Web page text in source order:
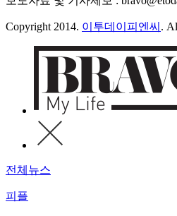
Copyright 2014. 이투데이피엔씨 .
전체뉴스
피플